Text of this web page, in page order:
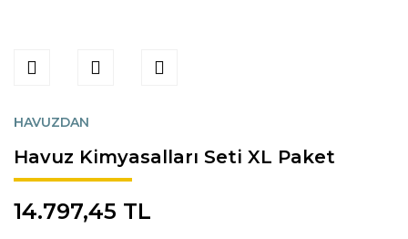
HAVUZDAN
Havuz Kimyasalları Seti XL Paket
14.797,45 TL